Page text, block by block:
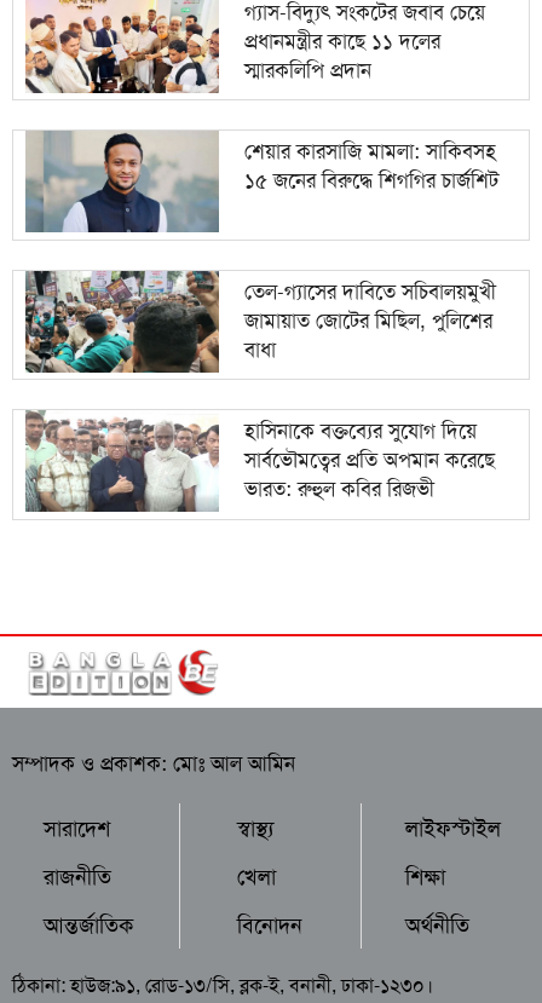
গ্যাস-বিদ্যুৎ সংকটের জবাব চেয়ে
প্রধানমন্ত্রীর কাছে ১১ দলের
স্মারকলিপি প্রদান
শেয়ার কারসাজি মামলা: সাকিবসহ
১৫ জনের বিরুদ্ধে শিগগির চার্জশিট
তেল-গ্যাসের দাবিতে সচিবালয়মুখী
জামায়াত জোটের মিছিল, পুলিশের
বাধা
হাসিনাকে বক্তব্যের সুযোগ দিয়ে
সার্বভৌমত্বের প্রতি অপমান করেছে
ভারত: রুহুল কবির রিজভী
সম্পাদক ও প্রকাশক: মোঃ আল আমিন
সারাদেশ
রাজনীতি
আন্তর্জাতিক
স্বাস্থ্য
খেলা
বিনোদন
লাইফস্টাইল
শিক্ষা
অর্থনীতি
ঠিকানা: হাউজ:৯১, রোড-১৩/সি, ব্লক-ই, বনানী, ঢাকা-১২৩০।